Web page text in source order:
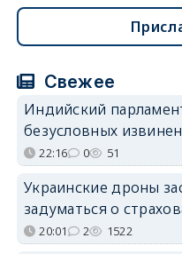
Свежее
Индийский
безусловных
22:16 0 51
Украинские дроны
задуматься о
20:01 2 1522